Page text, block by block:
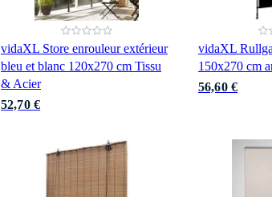
vidaXL Store enrouleur extérieur
bleu et blanc 120x270 cm Tissu
& Acier
52,70 €
vidaXL
150x270 cm
56,60 €